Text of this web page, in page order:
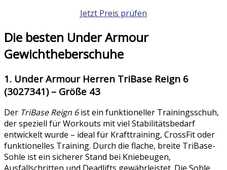
Jetzt Preis prüfen
Die besten Under Armour
Gewichtheberschuhe
1. Under Armour Herren TriBase Reign 6
(3027341) – Größe 43
Der TriBase Reign 6ist ein funktioneller Trainingsschuh,
der speziell für Workouts mit viel Stabilitätsbedarf
entwickelt wurde – ideal für Krafttraining, CrossFit oder
funktionelles Training. Durch die flache, breite TriBase-
Sohle ist ein sicherer Stand bei Kniebeugen,